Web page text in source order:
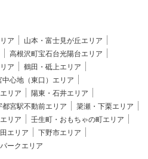
ア
山本・富士見が丘エリア
高根沢町宝石台光陽台エリア
ア
鶴田・砥上エリア
中心地（東口）エリア
リア
陽東・石井エリア
都宮駅不動前エリア
簗瀬・下栗エリア
リア
壬生町・おもちゃの町エリア
エリア
下野市エリア
ークエリア